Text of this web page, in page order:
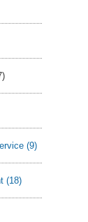
(9)
(18)